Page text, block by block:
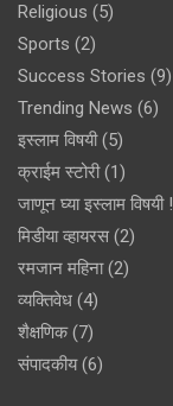
Religious (5)
Sports (2)
Success Stories (9)
Trending News (6)
इस्लाम विषयी(5)
क्राईम स्टोरी(1)
जाणून घ्या इस्लाम विषयी !
मिडीया व्हायरस (2)
रमजान महिना(2)
व्यक्तिवेध (4)
शैक्षणिक(7)
संपादकीय(6)